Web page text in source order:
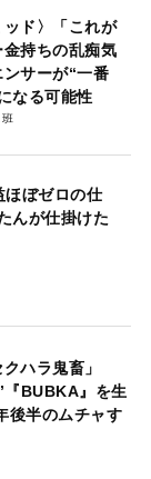
ッド〉「これが
持ちの乱痴気
サーが“一番
なる可能性
班
ほぼゼロの仕
んが仕掛けた
ハラ鬼畜」
BUBKA』を生
後半のムチャす